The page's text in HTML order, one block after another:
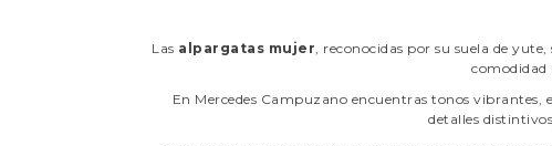
Las alpargatas mujer, reconocidas por su suela de
comodidad
En Mercedes Campuzano encuentras tonos vibrantes,
detalles